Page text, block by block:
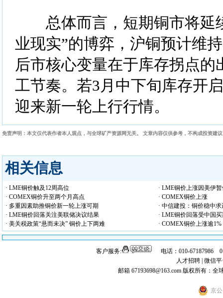
总体而言，短期铜市将延
业现实”的博弈，沪铜预计维
后市核心变量在于库存拐点的
工节奏。若3月中下旬库存开
迎来新一轮上行行情。
免责声明：本文仅代表作者本人观点，与全球矿产资源网无关。 文章内容仅供参考，不构成投资建
相关信息
· LME铜价触及12周高位
· LME铜价上涨因美伊
· COMEX铜价升至两个月高点
· COMEX铜价上涨
· 多重因素助推铜价新一轮上涨可期
· 中信建投：铜价稳中求
· LME铜价回落关注美联储决议结果
· LME铜价回落受中国
· 美关税政策“悬而未决” 铜价上下两难
· COMEX铜价上涨逾1%
客户服务:
电话：010-67187986
人才招聘 微信
邮箱 67193698@163.com 版权所有：全
京公